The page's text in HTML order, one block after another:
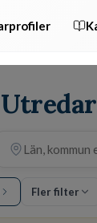
Fler filter